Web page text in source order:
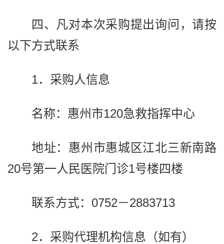
四、凡对本次采购提出询问，请按
以下方式联系
1．采购人信息
名称：惠州市120急救指挥中心
地址：惠州市惠城区江北三新南路
20号第一人民医院门诊1号楼四楼
联系方式：0752－2883713
2．采购代理机构信息（如有）